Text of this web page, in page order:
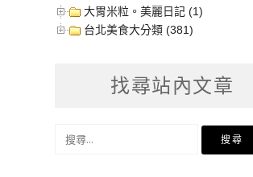
大胃米粒。美麗日記 (1)
台北美食大分類 (381)
找尋站內文章